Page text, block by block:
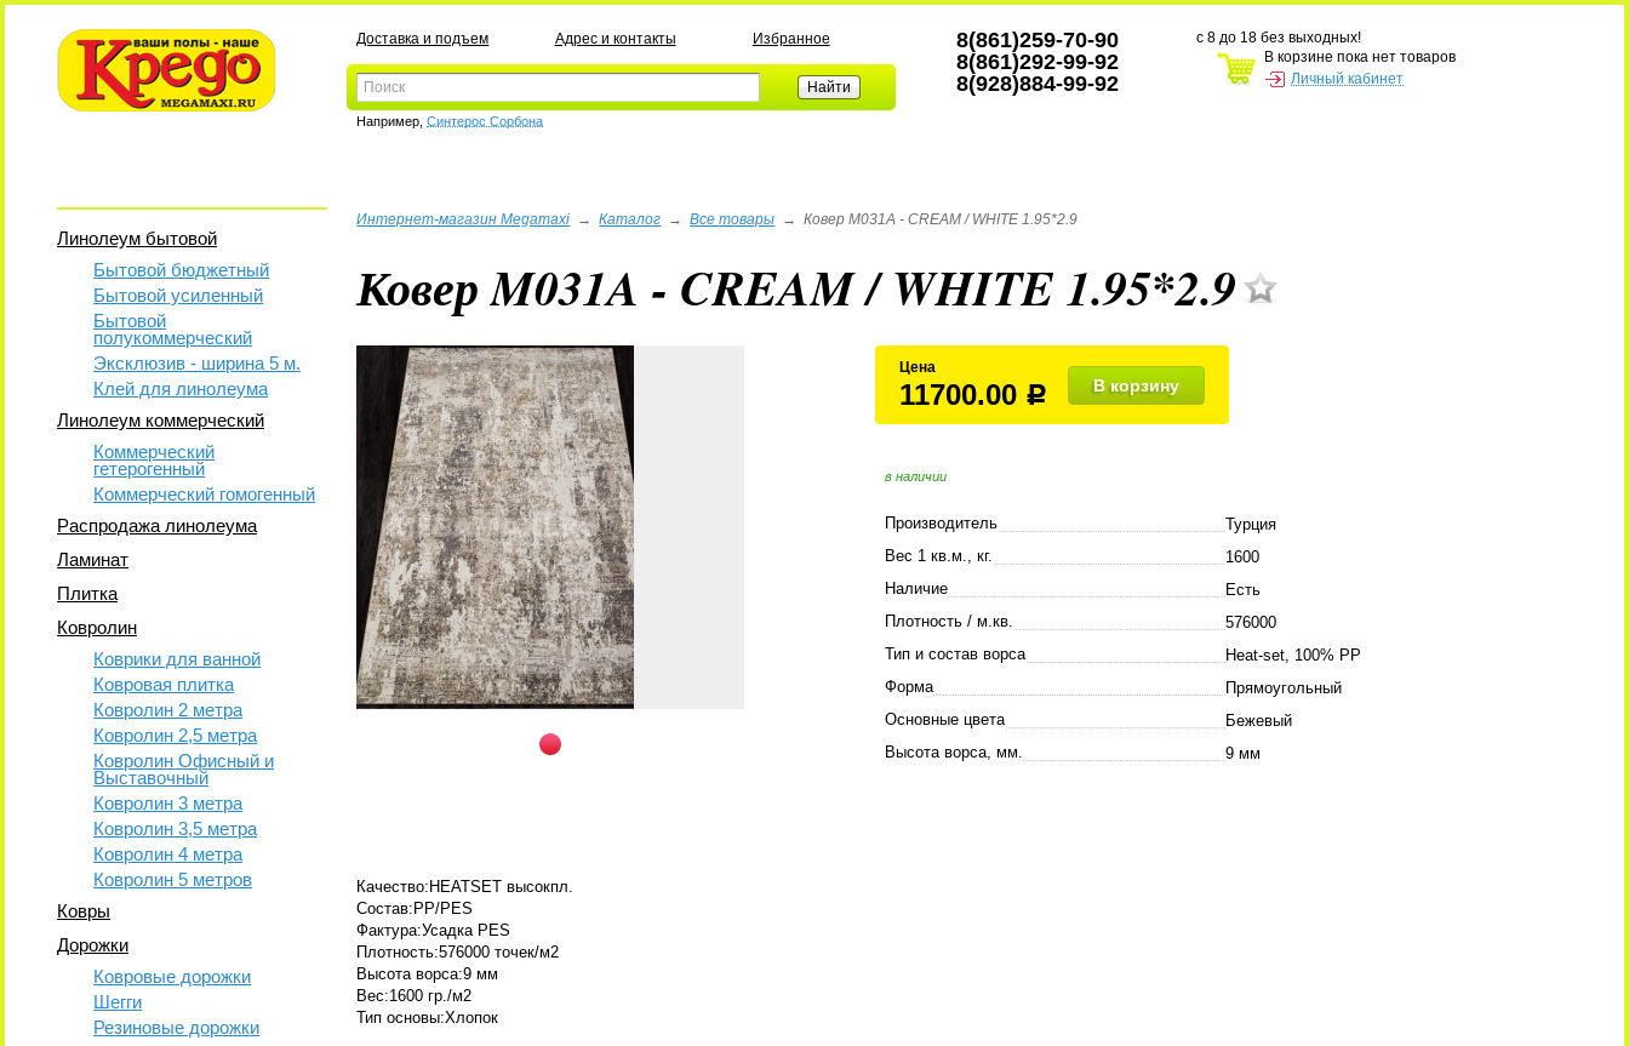
Доставка и подъем Адрес и контакты Избранное
Например,Синтерос Сорбона
8(861)259-70-90
8(861)292-99-92
8(928)884-99-92
с 8 до 18 без выходных!
В корзине пока нет товаров
Личный кабинет
Линолеум бытовой
Бытовой бюджетный
Бытовой усиленный
Бытовой
полукоммерческий
Эксклюзив - ширина 5 м.
Клей для линолеума
Линолеум коммерческий
Коммерческий
гетерогенный
Коммерческий гомогенный
Распродажа линолеума
Ламинат
Плитка
Ковролин
Коврики для ванной
Ковровая плитка
Ковролин 2 метра
Ковролин 2,5 метра
Ковролин Офисный и
Выставочный
Ковролин 3 метра
Ковролин 3,5 метра
Ковролин 4 метра
Ковролин 5 метров
Ковры
Дорожки
Ковровые дорожки
Шегги
Резиновые дорожки
Интернет-магазин Megamaxi →Каталог →Все товары →Ковер M031A - CREAM / WHITE 1.95*2.9
Ковер M031A - CREAM / WHITE 1.95*2.9
Цена
11700.00 Р В корзину
в наличии
Производитель
Турция
Вес 1 кв.м., кг.
1600
Наличие
Есть
Плотность / м.кв.
576000
Тип и состав ворса
Heat-set, 100% PP
Форма
Прямоугольный
Основные цвета
Бежевый
Высота ворса, мм.
9 мм
Качество:HEATSET высокпл.
Состав:PP/PES
Фактура:Усадка PES
Плотность:576000 точек/м2
Высота ворса:9 мм
Вес:1600 гр./м2
Тип основы:Хлопок